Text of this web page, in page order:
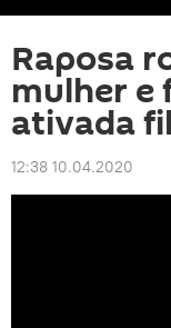
Raposa
mulher e
ativada
12:38 10.04.2020